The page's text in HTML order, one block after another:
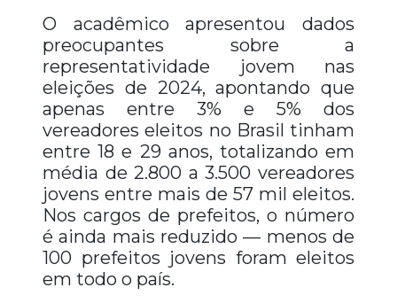
O acadêmico apresentou dados
preocupantes sobre a
representatividade jovem nas
eleições de 2024, apontando que
apenas entre 3% e 5% dos
vereadores eleitos no Brasil tinham
entre 18 e 29 anos, totalizando em
média de 2.800 a 3.500 vereadores
jovens entre mais de 57 mil eleitos.
Nos cargos de prefeitos, o número
é ainda mais reduzido — menos de
100 prefeitos jovens foram eleitos
em todo o país.